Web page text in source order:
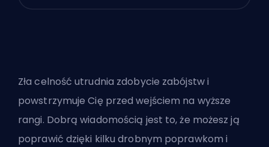
Zła celność utrudnia zdobycie zabójstw i
powstrzymuje Cię przed wejściem na wyższe
rangi. Dobrą wiadomością jest to, że możesz ją
poprawić dzięki kilku drobnym poprawkom i